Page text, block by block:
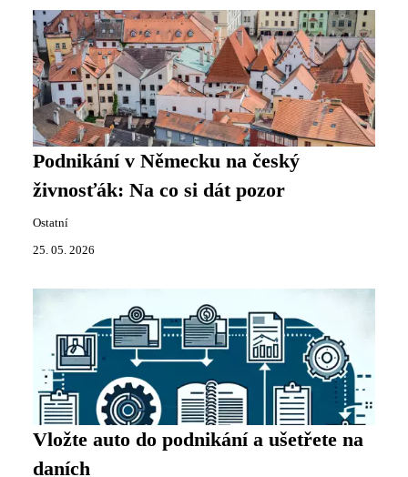
Podnikání v Německu na český
živnosťák: Na co si dát pozor
Ostatní
25. 05. 2026
Vložte auto do podnikání a ušetřete na
daních